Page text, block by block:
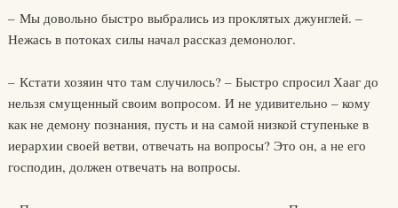
– Мы довольно быстро выбрались из проклятых джунглей. –
Нежась в потоках силы начал рассказ демонолог.
– Кстати хозяин что там случилось? – Быстро спросил Хааг до
нельзя смущенный своим вопросом. И не удивительно – кому
как не демону познания, пусть и на самой низкой ступеньке в
иерархии своей ветви, отвечать на вопросы? Это он, а не его
господин, должен отвечать на вопросы.